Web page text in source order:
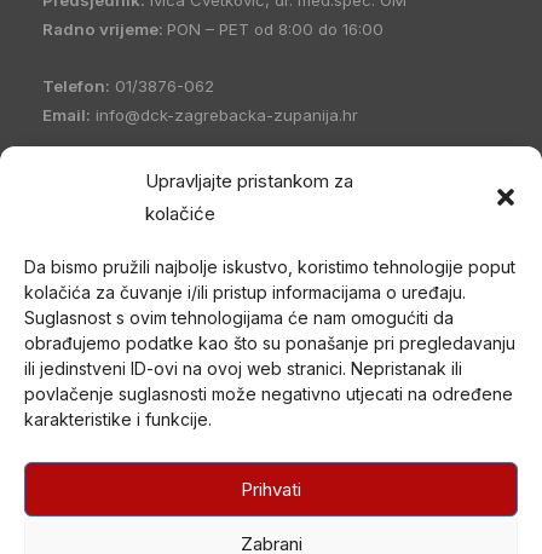
Upravljajte pristankom za
kolačiće
Da bismo pružili najbolje iskustvo, koristimo tehnologije poput
kolačića za čuvanje i/ili pristup informacijama o uređaju.
Suglasnost s ovim tehnologijama će nam omogućiti da
obrađujemo podatke kao što su ponašanje pri pregledavanju
ili jedinstveni ID-ovi na ovoj web stranici. Nepristanak ili
povlačenje suglasnosti može negativno utjecati na određene
karakteristike i funkcije.
Prihvati
Zabrani
Radno vrijeme: PON – PET od 8:00 do 16:00
Telefon: 01/3876-062
Email: info@dck-zagrebacka-zupanija.hr
21096894110
HR5023600001101458235
županije(DCK Zagrebačke županije) osnovano je 1998. godine
u Zagrebu. Po organizacijskom ustrojstvu je zajednica udruga
Gradskih društava Crvenog križa (kao ustrojstvenih oblika –
članica) i jedan od ustrojstvenih oblika Hrvatskog Crvenog križa.
U svom radu promiče humanitarne ciljeve i provodi akcije od opće
koristi nepristrano i bez diskriminacije te djeluje na temelju misije i
polumjeseca.